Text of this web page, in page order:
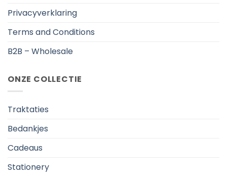
Privacyverklaring
Terms and Conditions
B2B – Wholesale
ONZE COLLECTIE
Traktaties
Bedankjes
Cadeaus
Stationery